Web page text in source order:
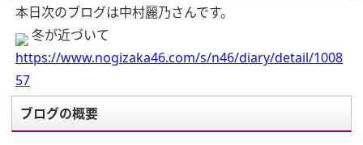
本日次のブログは中村麗乃さんです。
冬が近づいて
https://www.nogizaka46.com/s/n46/diary/detail/1008
57
ブログの概要